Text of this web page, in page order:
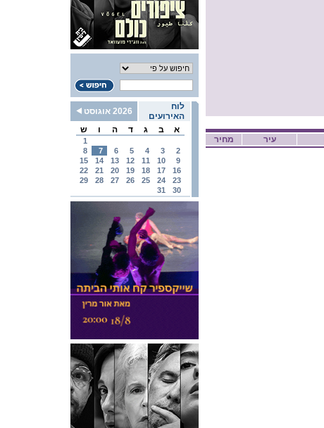
לוח
האירועים
2026 אוגוסט
א
ב ג ד ה ו ש
1
2
3
4
5
6
7
8
9
10
11
12
13
14
15
16
17
18
19
20
21
22
23
24
25
26
27
28
29
30
31
מחיר עיר